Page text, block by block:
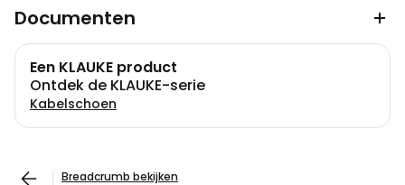
Documenten
Een KLAUKE product
Ontdek de KLAUKE-serie
Kabelschoen
Breadcrumb bekijken